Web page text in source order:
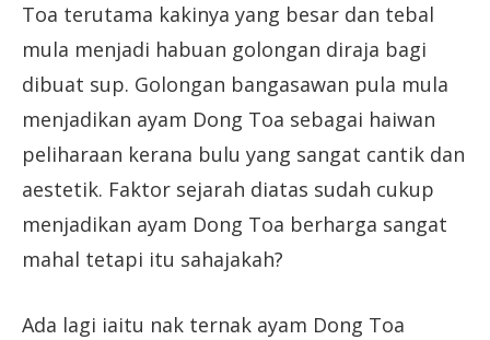
Toa terutama kakinya yang besar dan tebal
mula menjadi habuan golongan diraja bagi
dibuat sup. Golongan bangasawan pula mula
menjadikan ayam Dong Toa sebagai haiwan
peliharaan kerana bulu yang sangat cantik dan
aestetik. Faktor sejarah diatas sudah cukup
menjadikan ayam Dong Toa berharga sangat
mahal tetapi itu sahajakah?
Ada lagi iaitu nak ternak ayam Dong Toa